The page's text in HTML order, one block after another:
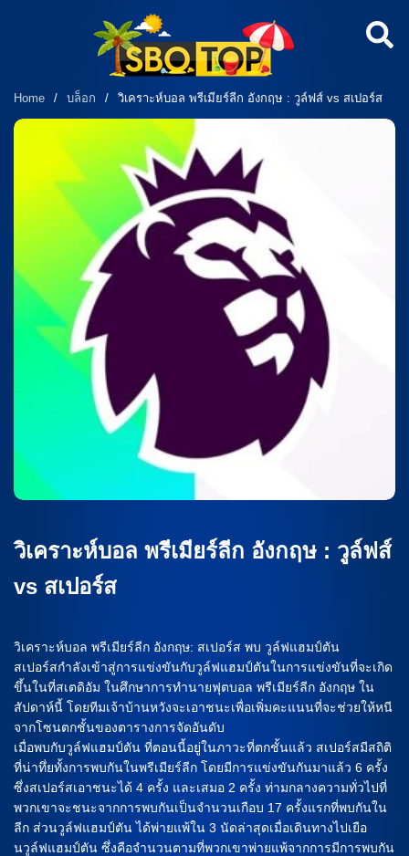
Home / บล็อก / วิเคราะห์บอล พรีเมียร์ลีก อังกฤษ : วูล์ฟส์ vs สเปอร์ส
วิเคราะห์บอล พรีเมียร์ลีก อังกฤษ : วูล์ฟส์
vs สเปอร์ส
วิเคราะห์บอล พรีเมียร์ลีก อังกฤษ: สเปอร์ส พบ วูล์ฟแฮมป์ตัน
สเปอร์สกำลังเข้าสู่การแข่งขันกับวูล์ฟแฮมป์ตันในการแข่งขันที่จะเกิด
ขึ้นในที่สเตดิอัม ในศึกษาการทำนายฟุตบอล พรีเมียร์ลีก อังกฤษ ใน
สัปดาห์นี้ โดยทีมเจ้าบ้านหวังจะเอาชนะเพื่อเพิ่มคะแนนที่จะช่วยให้หนี
จากโซนตกชั้นของตารางการจัดอันดับ
เมื่อพบกับวูล์ฟแฮมป์ตัน ที่ตอนนี้อยู่ในภาวะที่ตกชั้นแล้ว สเปอร์สมีสถิติ
ที่น่าทึ่ยทั้งการพบกันในพรีเมียร์ลีก โดยมีการแข่งขันกันมาแล้ว 6 ครั้ง
ซึ่งสเปอร์สเอาชนะได้ 4 ครั้ง และเสมอ 2 ครั้ง ท่ามกลางความทั่วไปที่
พวกเขาจะชนะจากการพบกันเป็นจำนวนเกือบ 17 ครั้งแรกที่พบกันใน
ลีก ส่วนวูล์ฟแฮมป์ตัน ได้พ่ายแพ้ใน 3 นัดล่าสุดเมื่อเดินทางไปเยือ
นวูล์ฟแฮมป์ตัน ซึ่งคือจำนวนตามที่พวกเขาพ่ายแพ้จากการมีการพบกัน